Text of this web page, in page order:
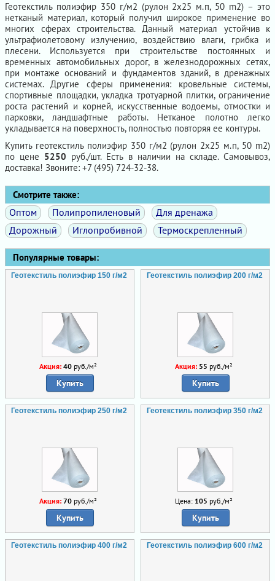
Геотекстиль полиэфир 350 г/м2 (рулон 2х25 м.п, 50 m2) – это
нетканый материал, который получил широкое применение во
многих сферах строительства. Данный материал устойчив к
ультрафиолетовому излучению, воздействию влаги, грибка и
плесени. Используется при строительстве постоянных и
временных автомобильных дорог, в железнодорожных сетях,
при монтаже оснований и фундаментов зданий, в дренажных
системах. Другие сферы применения: кровельные системы,
спортивные площадки, укладка тротуарной плитки, ограничение
роста растений и корней, искусственные водоемы, отмостки и
парковки, ландшафтные работы. Нетканое полотно легко
укладывается на поверхность, полностью повторяя ее контуры.
Купить геотекстиль полиэфир 350 г/м2 (рулон 2х25 м.п, 50 m2)
по цене 5250 руб./шт. Есть в наличии на складе. Самовывоз,
доставка! Звоните: +7 (495) 724-32-38.
Смотрите также:
Оптом Полипропиленовый
Для дренажа
Дорожный
Иглопробивной Термоскрепленный
Популярные товары:
Геотекстиль полиэфир 150 г/м2
Акция: 40 руб./м²
Купить
Геотекстиль полиэфир 200 г/м2
Акция: 55 руб./м²
Купить
Геотекстиль полиэфир 250 г/м2
Акция: 70 руб./м²
Купить
Геотекстиль полиэфир 350 г/м2
Цена: 105 руб./м²
Купить
Геотекстиль полиэфир 400 г/м2 Геотекстиль полиэфир 600 г/м2